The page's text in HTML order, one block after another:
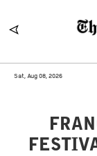
Sat, Aug 08, 2026